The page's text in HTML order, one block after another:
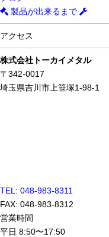
製品が出来るまで
アクセス
株式会社トーカイメタル
〒342-0017
埼玉県吉川市上笹塚1-98-1
TEL: 048-983-8311
FAX: 048-983-8312
営業時間
平日 8:50〜17:50